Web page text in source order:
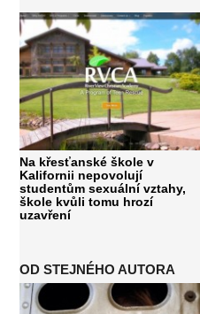
Na křesťanské škole v
Kalifornii nepovolují
studentům sexuální vztahy,
škole kvůli tomu hrozí
uzavření
OD STEJNÉHO AUTORA